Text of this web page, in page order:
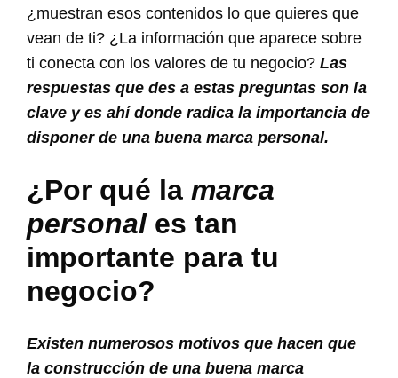
¿muestran esos contenidos lo que quieres que
vean de ti? ¿La información que aparece sobre
ti conecta con los valores de tu negocio? Las
respuestas que des a estas preguntas son la
clave y es ahí donde radica la importancia de
disponer de una buena marca personal.
¿Por qué la marca
personales tan
importante para tu
negocio?
Existen numerosos motivos que hacen que
la construcción de una buena marca